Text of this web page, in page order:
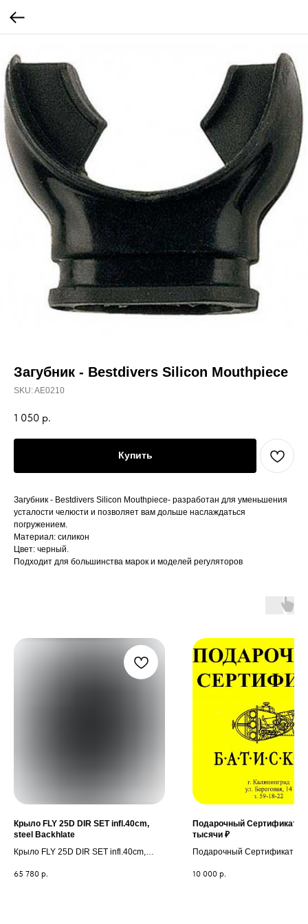
Загубник - Bestdivers Silicon Mouthpiece
SKU:AE0210
1 050 р.
Купить
Загубник - Bestdivers Silicon Mouthpiece- разработан для уменьшения
усталости челюсти и позволяет вам дольше наслаждаться
погружением.
Материал: силикон
Цвет: черный.
Подходит для большинства марок и моделей регуляторов
Крыло FLY 25D DIR SET infl.40cm,
steel Backhlate
Крыло FLY 25D DIR SET infl.40cm,
65 780 р.
Подарочный Сертификат
тысячи ₽
Подарочный Сертификат на
10 000 р.